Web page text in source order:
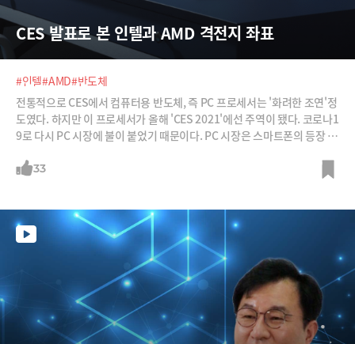
CES 발표로 본 인텔과 AMD 격전지 좌표
#인텔#AMD#반도체
전통적으로 CES에서 컴퓨터용 반도체, 즉 PC 프로세서는 '화려한 조연'정
도였다. 하지만 이 프로세서가 올해 'CES 2021'에선 주역이 됐다. 코로나1
9로 다시 PC 시장에 불이 붙었기 때문이다. PC 시장은 스마트폰의 등장 이
19가 이런 흐름을 확 바꿨다. 재택근무, 원격수업이 늘어나면서 PC 수요가
C)에 따르면 지난해 PC 출하량이 3억2000만대를 넘어섰다. 이는 2019년
대비 13% 늘어난 수치이다. 2014년 이후 6년만의 최대치다.IDC는 올해
PC 출하량은 더 늘 것으로 전망한다. 2022년부터는 다시 감소 추세에 들
어가겠지만, 여전히 매년 3억대 가량의 출하를 전망한다.라이언 리스 IDC
부사장은 "재택근무와 원격학습의 증가로 PC 수요가 늘어났지만 이는
33